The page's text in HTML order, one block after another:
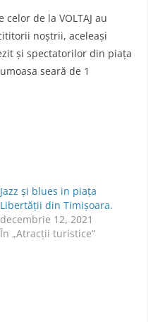
de la VOLTAJ au
noștrii, aceleași
și spectatorilor din piața
seară de 1
Jazz și blues in piața
Libertății din Timișoara.
decembrie 12, 2021
În „Atracții turistice”